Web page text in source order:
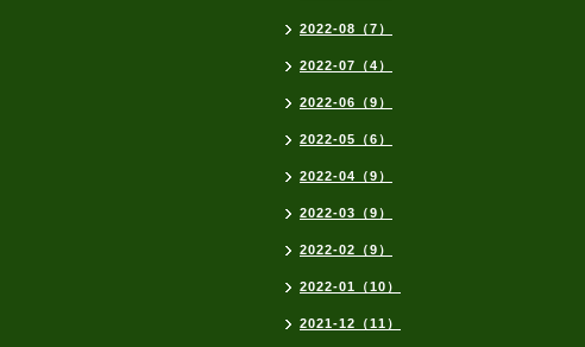
2022-08（7）
2022-07（4）
2022-06（9）
2022-05（6）
2022-04（9）
2022-03（9）
2022-02（9）
2022-01（10）
2021-12（11）